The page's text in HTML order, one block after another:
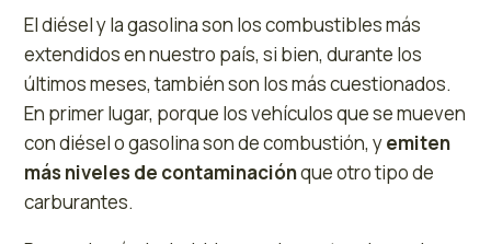
El diésel y la gasolina son los combustibles más
extendidos en nuestro país, si bien, durante los
últimos meses, también son los más cuestionados.
En primer lugar, porque los vehículos que se mueven
con diésel o gasolina son de combustión, yemiten
más niveles de contaminaciónque otro tipo de
carburantes.